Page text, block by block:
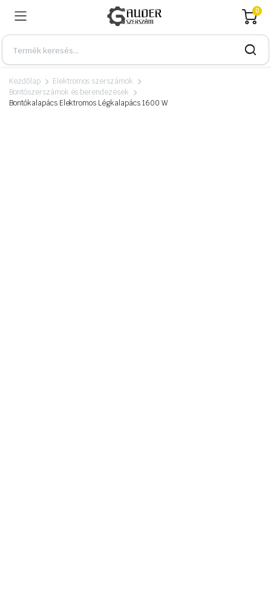
0
Kezdőlap
Elektromos szerszámok
Bontószerszámok és berendezések
Bontókalapács Elektromos Légkalapács 1600 W